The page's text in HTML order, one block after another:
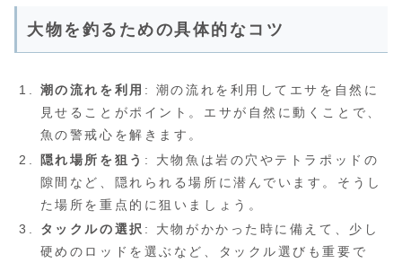
大物を釣るための具体的なコツ
潮の流れを利用 : 潮の流れを利用してエサを自然に
見せることがポイント。エサが自然に動くことで、
魚の警戒心を解きます。
隠れ場所を狙う : 大物魚は岩の穴やテトラポッドの
隙間など、隠れられる場所に潜んでいます。そうし
た場所を重点的に狙いましょう。
タックルの選択 : 大物がかかった時に備えて、少し
硬めのロッドを選ぶなど、タックル選びも重要で